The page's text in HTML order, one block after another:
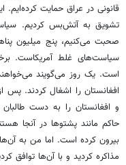
قانونی در عراق حمایت کرده‌ایم.
تشویق به آتش‌بس کردیم.
سیاست‌های غلط آمریکاست.
است. یک روز می‌گویند
و افغانستان را به دست
حاکم مانند پشتوها در آنجا
بیرون کرده است. اما من به
مذاکره کردید و با آن‌ها توافق